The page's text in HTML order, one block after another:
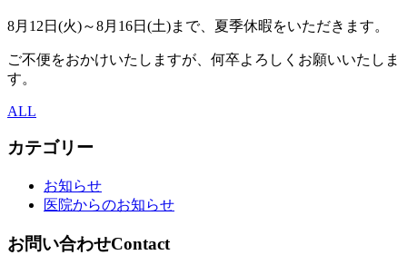
8月12日(火)～8月16日(土)まで、夏季休暇をいただきます。
ご不便をおかけいたしますが、何卒よろしくお願いいたしま
す。
ALL
カテゴリー
お知らせ
医院からのお知らせ
お問い合わせContact